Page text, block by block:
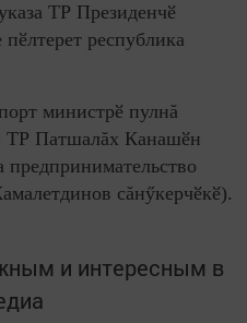
ТР Президенчӗ
республика
министрӗ пулнă
ТР Патшалăх Канашӗн
сăнӳкерчӗкӗ).
и интересным в